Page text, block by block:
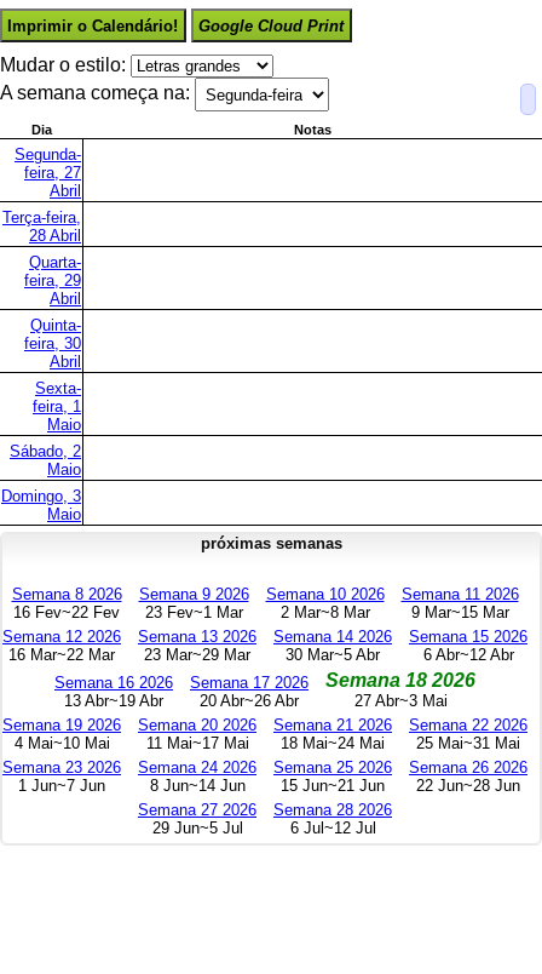
Imprimir o Calendário! Google Cloud Print
Mudar o estilo:
A semana começa na:
Dia Notas
Segunda-
feira, 27
Abril
Terça-feira,
28 Abril
Quarta-
feira, 29
Abril
Quinta-
feira, 30
Abril
Sexta-
feira, 1
Maio
Sábado, 2
Maio
Domingo, 3
Maio
próximas semanas
Semana 8 2026
16 Fev~22 Fev
Semana 9 2026
23 Fev~1 Mar
Semana 10 2026
2 Mar~8 Mar
Semana 11 2026
9 Mar~15 Mar
Semana 12 2026
16 Mar~22 Mar
Semana 13 2026
23 Mar~29 Mar
Semana 14 2026
30 Mar~5 Abr
Semana 15 2026
6 Abr~12 Abr
Semana 16 2026
13 Abr~19 Abr
Semana 17 2026
20 Abr~26 Abr
Semana 18 2026
27 Abr~3 Mai
Semana 19 2026
4 Mai~10 Mai
Semana 20 2026
11 Mai~17 Mai
Semana 21 2026
18 Mai~24 Mai
Semana 22 2026
25 Mai~31 Mai
Semana 23 2026
1 Jun~7 Jun
Semana 24 2026
8 Jun~14 Jun
Semana 25 2026
15 Jun~21 Jun
Semana 26 2026
22 Jun~28 Jun
Semana 27 2026
29 Jun~5 Jul
Semana 28 2026
6 Jul~12 Jul